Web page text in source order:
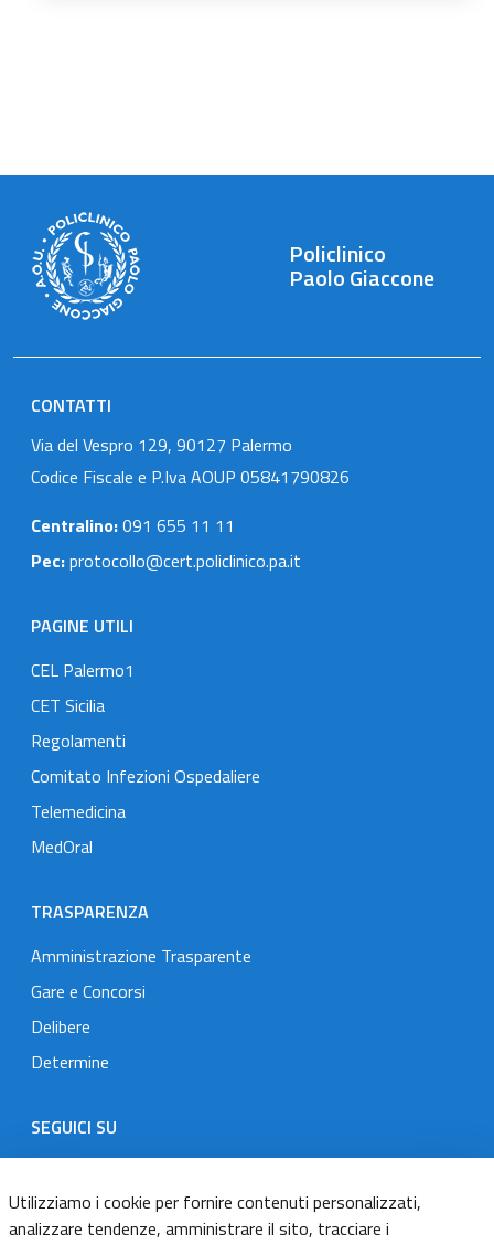
Policlinico
Paolo Giaccone
CONTATTI
Via del Vespro 129, 90127 Palermo
Codice Fiscale e P.Iva AOUP 05841790826
Centralino:091 655 11 11
Pec:protocollo@cert.policlinico.pa.it
PAGINE UTILI
CEL Palermo1
CET Sicilia
Regolamenti
Comitato Infezioni Ospedaliere
Telemedicina
MedOral
TRASPARENZA
Amministrazione Trasparente
Gare e Concorsi
Delibere
Determine
SEGUICI SU
Designers Italia
TwitterInstagramYoutubeLinkedin
Utilizziamo i cookie per fornire contenuti personalizzati,
analizzare tendenze, amministrare il sito, tracciare i